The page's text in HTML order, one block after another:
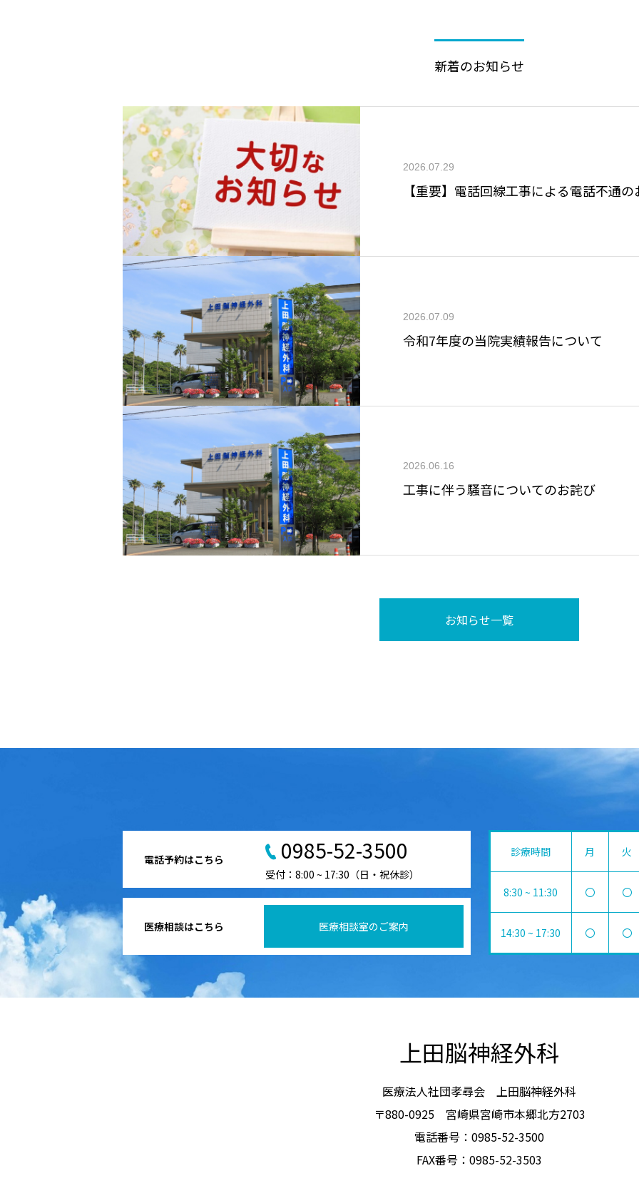
新着のお知らせ
2026.07.29
【重要】電話回線工事による電話不通
2026.07.09
令和7年度の当院実績報告について
2026.06.16
工事に伴う騒音についてのお詫び
お知らせ一覧
医療相談はこちら 医療相談室のご案内
電話予約はこちら 0985-52-3500
受付：8:00 ~ 17:30（日・祝休診）
診療時間 月 火
8:30 ~ 11:30 〇 〇
14:30 ~ 17:30 〇 〇
上田脳神経外科
医療法人社団孝尋会 上田脳神経外科
〒880-0925 宮崎県宮崎市本郷北方2703
電話番号：0985-52-3500
FAX番号：0985-52-3503